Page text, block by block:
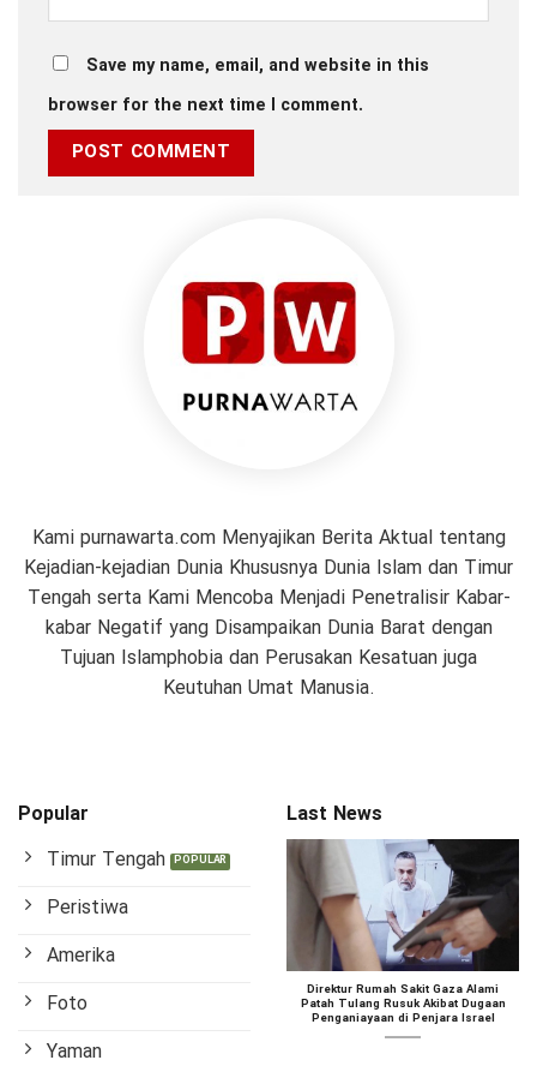
Save my name, email, and website in this
browser for the next time I comment.
Kami purnawarta.com Menyajikan Berita Aktual tentang
Kejadian-kejadian Dunia Khususnya Dunia Islam dan Timur
Tengah serta Kami Mencoba Menjadi Penetralisir Kabar-
kabar Negatif yang Disampaikan Dunia Barat dengan
Tujuan Islamphobia dan Perusakan Kesatuan juga
Keutuhan Umat Manusia.
Popular
Timur Tengah
Peristiwa
Amerika
Foto
Yaman
Last News
Direktur Rumah Sakit Gaza Alami
Patah Tulang Rusuk Akibat Dugaan
Penganiayaan di Penjara Israel